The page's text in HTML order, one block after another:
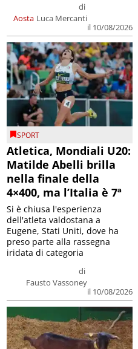
Aosta
di
Luca Mercanti
il 10/08/2026
SPORT
Atletica, Mondiali U20:
Matilde Abelli brilla
nella finale della
4×400, ma l’Italia è 7ª
di
Fausto Vassoney
il 10/08/2026
Si è chiusa l'esperienza
dell'atleta valdostana a
Eugene, Stati Uniti, dove ha
preso parte alla rassegna
iridata di categoria